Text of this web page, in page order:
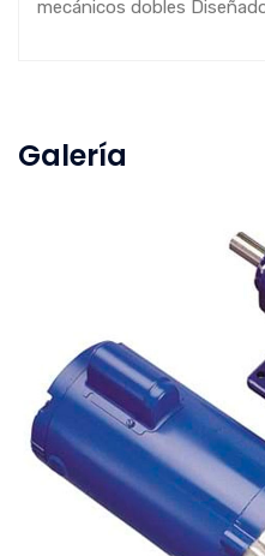
mecánicos dobles
Galería